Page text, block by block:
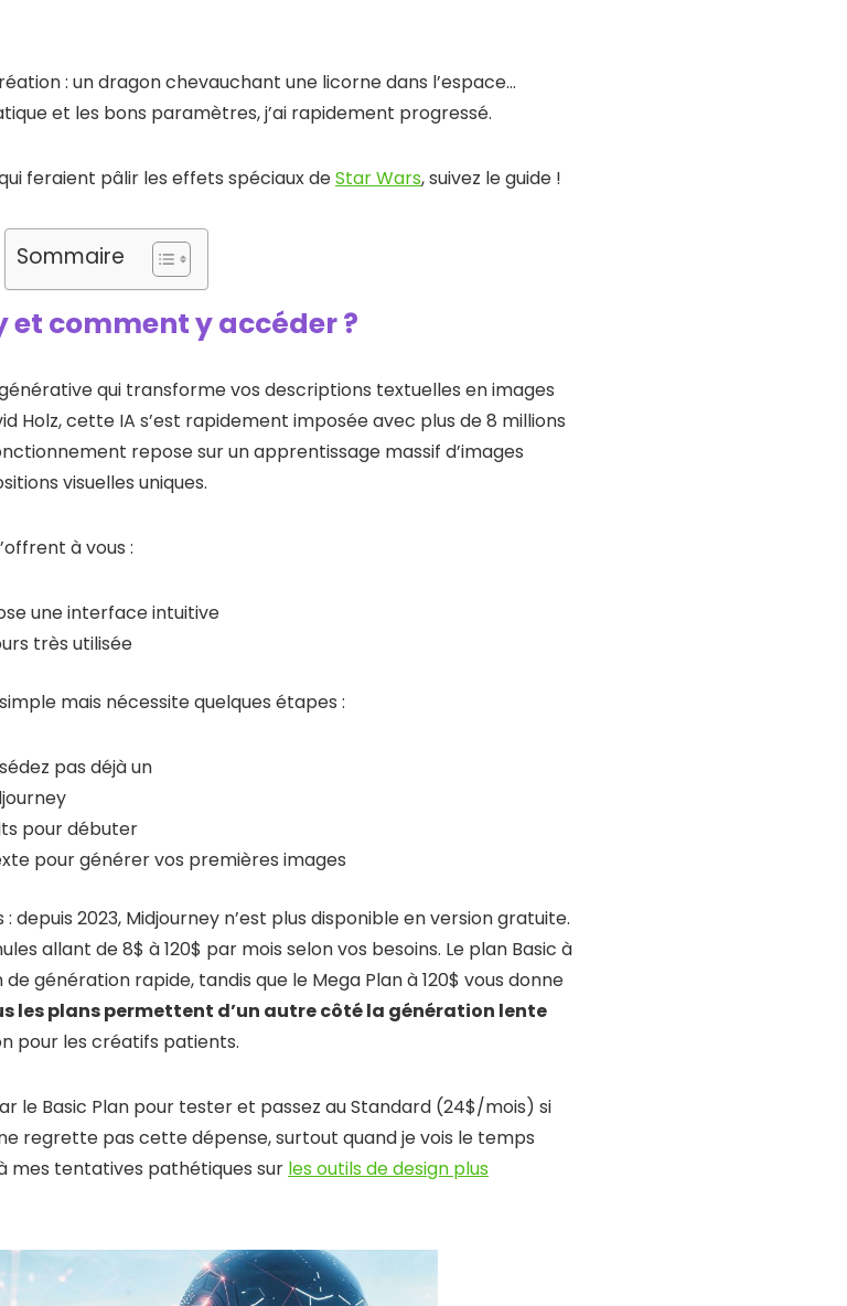
: un dragon chevauchant une licorne dans l’espace…
et les bons paramètres, j’ai rapidement progressé.
feraient pâlir les effets spéciaux deStar Wars, suivez le guide !
Sommaire
et comment y accéder ?
qui transforme vos descriptions textuelles en images
Holz, cette IA s’est rapidement imposée avec plus de 8 millions
repose sur un apprentissage massif d’images
visuelles uniques.
à vous :
une interface intuitive
très utilisée
mais nécessite quelques étapes :
pas déjà un
pour débuter
pour générer vos premières images
depuis 2023, Midjourney n’est plus disponible en version gratuite.
allant de 8$ à 120$ par mois selon vos besoins. Le plan Basic à
génération rapide, tandis que le Mega Plan à 120$ vous donne
les plans permettent d’un autre côté la génération lente
pour les créatifs patients.
le Basic Plan pour tester et passez au Standard (24$/mois) si
regrette pas cette dépense, surtout quand je vois le temps
mes tentatives pathétiques sur les outils de design plus